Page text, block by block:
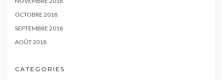
OCTOBRE 2018
SEPTEMBRE 2018
AOÛT 2018
CATEGORIES